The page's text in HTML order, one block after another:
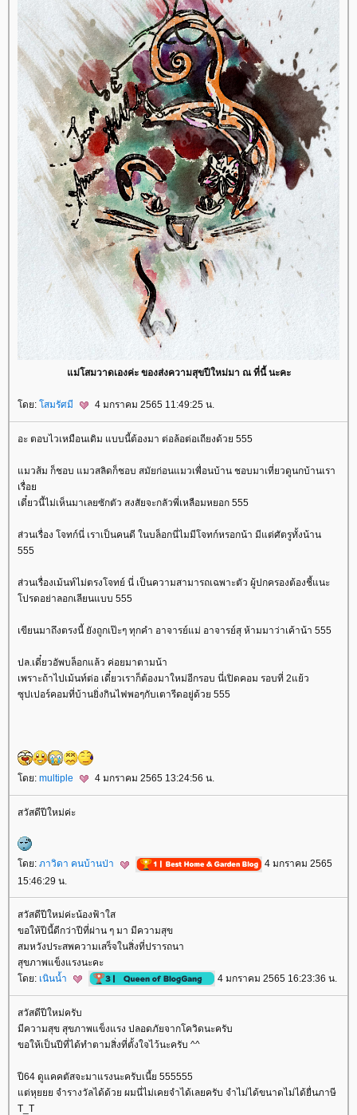
ม่โสมวาดเองค่ะ ของส่งความสุขปีใหม่มา ณ ที่นี้ นะคะ
ดย: สมรัศมี 4 มกราคม 2565 11:49:25 น.
อะ ตอบไวเหมือนเดิม แบบนี้ต้องมา ต่อล้อต่อเถียงด้วย 555
มวส้ม ก็ชอบ แมวสลิดก็ชอบ สมัยก่อนแมวเพื่อนบ้าน ชอบมาเที่ยวดูนกบ้านเรา
เรื่อ
เดี๋ยวนี้ไม่เห็นมาเลยซักตัว สงสัยจะกลัวพี่เหลือมหยอก 555
ส่วนเรื่อง โจทก์นี่ เราเป็นคนดี ในบล็อกนี่ไมมีโจทก์หรอกน้า มีแต่ศัตรูทั้งน้าน
555
ส่วนเรื่องเม้นท์ไม่ตรงโจทย์ นี่ เป็นความสามารถเฉพาะตัว ผู้ปกครองต้องชี้แนะ
ปรดอย่าลอกเลียนแบบ 555
เขียนมาถึงตรงนี้ ยังถูกเป๊ะๆ ทุกคำ อาจารย์แม่ อาจารย์สุ ห้ามมาว่าเค้าน้า 555
ปล.เดี๋ยวอัพบล็อกแล้ว ค่อยมาตามน้า
เพราะถ้าไปเม้นท์ต่อ เดี๋ยวเราก็ต้องมาใหม่อีกรอบ นี่เปิดคอม รอบที่ 2แย้ว
ซุปเปอร์คอมที่บ้านยิ่งกินไฟพอๆกับเตารีดอยู่ด้วย 555
ดย: multiple 4 มกราคม 2565 13:24:56 น.
สวัสดีปีใหม่ค่ะ
ดย: ภาวิดา คนบ้านป่า
4 มกราคม 2565
15:46:29 น.
สวัสดีปีใหม่ค่ะน้องฟ้าใส
ขอให้ปีนี้ดีกว่าปีที่ผ่าน ๆ มา มีความสุข
สมหวังประสพความเสร็จในสิ่งที่ปรารถนา
สุขภาพแข็งแรงนะคะ
ดย: เนินน้ำ 4 มกราคม 2565 16:23:36 น.
สวัสดีปีใหม่ครับ
มีความสุข สุขภาพแข็งแรง ปลอดภัยจากโควิดนะครับ
ขอให้เป็นปีที่ได้ทำตามสิ่งที่ตั้งใจไว้นะครับ ^^
ปี64 ดูแคคตัสจะมาแรงนะครับเนี้ย 555555
ต่หุยยย จำรางวัลได้ด้วย ผมนี่ไม่เคยจำได้เลยครับ จำไม่ได้ขนาดไม่ได้ยื่นภาษี
T_T